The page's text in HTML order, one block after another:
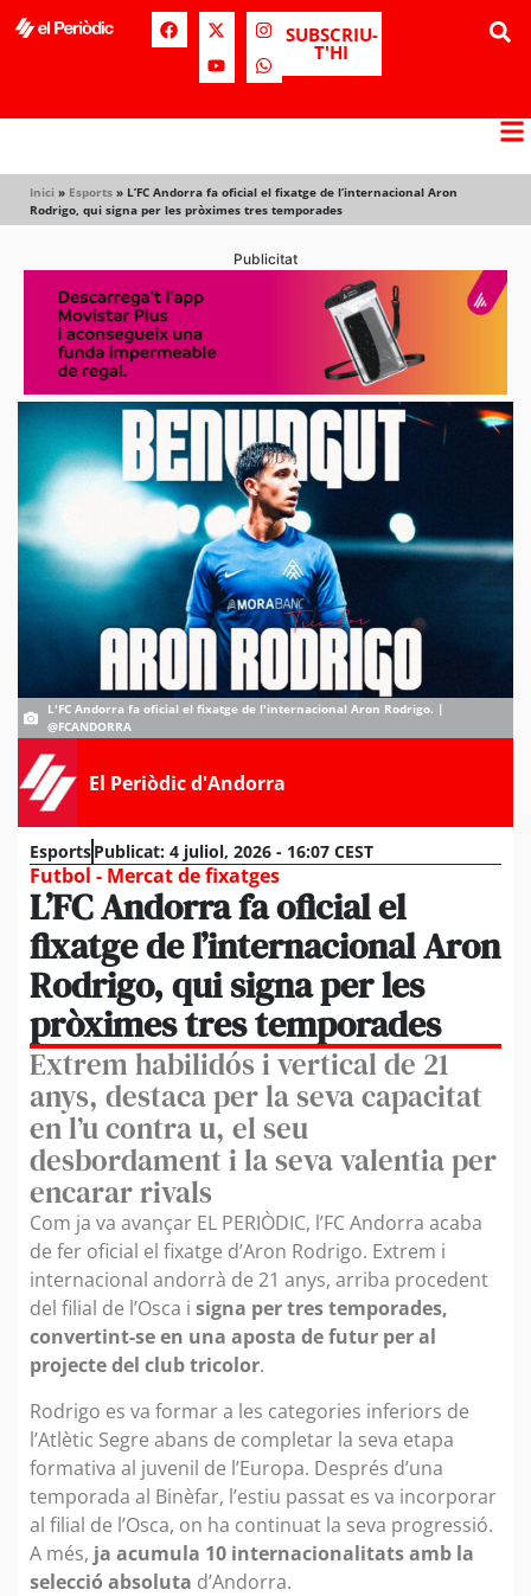
SUBSCRIU-
T'HI
Inici » Esports » L’FC Andorra fa oficial el fixatge de l’internacional Aron
Rodrigo, qui signa per les pròximes tres temporades
Publicitat
L'FC Andorra fa oficial el fixatge de l'internacional Aron Rodrigo. |
@FCANDORRA
El Periòdic d'Andorra
EsportsPublicat: 4 juliol, 2026 - 16:07 CEST
Futbol - Mercat de fixatges
L’FC Andorra fa oficial el
fixatge de l’internacional Aron
Rodrigo, qui signa per les
pròximes tres temporades
Extrem habilidós i vertical de 21
anys, destaca per la seva capacitat
en l’u contra u, el seu
desbordament i la seva valentia per
encarar rivals
Com ja va avançar EL PERIÒDIC, l’FC Andorra acaba
de fer oficial el fixatge d’Aron Rodrigo. Extrem i
internacional andorrà de 21 anys, arriba procedent
del filial de l’Osca i signa per tres temporades,
convertint-se en una aposta de futur per al
projecte del club tricolor.
Rodrigo es va formar a les categories inferiors de
l’Atlètic Segre abans de completar la seva etapa
formativa al juvenil de l’Europa. Després d’una
temporada al Binèfar, l’estiu passat es va incorporar
al filial de l’Osca, on ha continuat la seva progressió.
A més, ja acumula 10 internacionalitats amb la
selecció absoluta d’Andorra.